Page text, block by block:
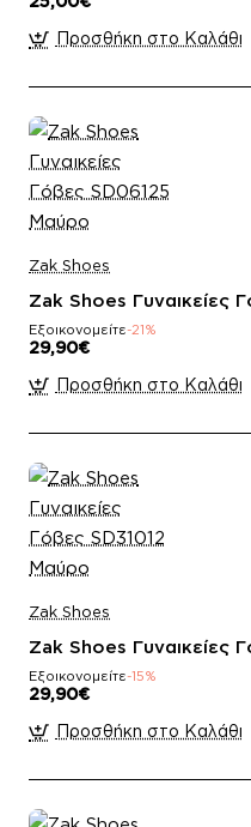
Προσθήκη στο Καλάθι
Zak Shoes
Εξοικονομείτε-21%
29,90€
Προσθήκη στο Καλάθι
Zak Shoes
Zak Shoes Γυναικείες
Εξοικονομείτε-15%
29,90€
Προσθήκη στο Καλάθι